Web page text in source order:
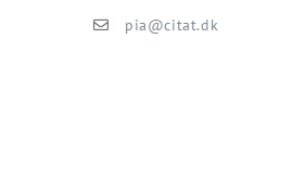
pia@citat.dk